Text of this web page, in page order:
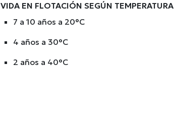
VIDA EN FLOTACIÓN SEGÚN TEMPERATURA
7 a 10 años a 20°C
4 años a 30°C
2 años a 40°C